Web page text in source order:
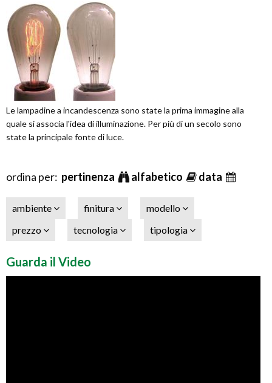
Le lampadine a incandescenza sono state la prima immagine alla
quale si associa l'idea di illuminazione. Per più di un secolo sono
state la principale fonte di luce.
ordina per: pertinenza alfabetico data
ambiente finitura
modello
prezzo
tecnologia tipologia
Guarda il Video